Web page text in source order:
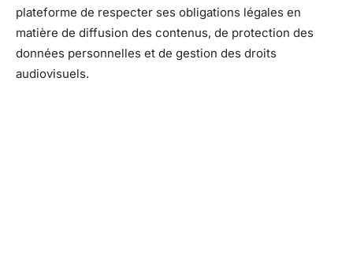
plateforme de respecter ses obligations légales en
matière de diffusion des contenus, de protection des
données personnelles et de gestion des droits
audiovisuels.